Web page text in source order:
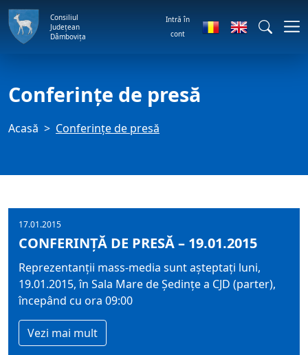
Consiliul
Județean
Dâmbovița
Intră în
cont
Conferințe de presă
Acasă Conferințe de presă
17.01.2015
CONFERINȚĂ DE PRESĂ – 19.01.2015
Reprezentanții mass-media sunt așteptați luni,
19.01.2015, în Sala Mare de Ședințe a CJD (parter),
începând cu ora 09:00
Vezi mai mult